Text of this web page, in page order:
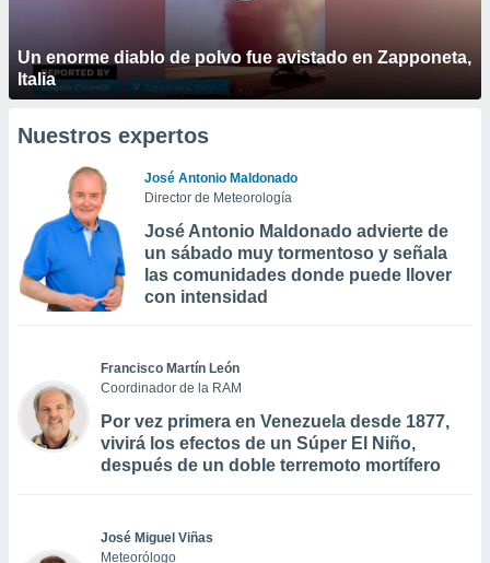
Un enorme diablo de polvo fue avistado en Zapponeta,
Italia
Nuestros expertos
José Antonio Maldonado
Director de Meteorología
José Antonio Maldonado advierte de
un sábado muy tormentoso y señala
las comunidades donde puede llover
con intensidad
Francisco Martín León
Coordinador de la RAM
Por vez primera en Venezuela desde 1877,
vivirá los efectos de un Súper El Niño,
después de un doble terremoto mortífero
José Miguel Viñas
Meteorólogo